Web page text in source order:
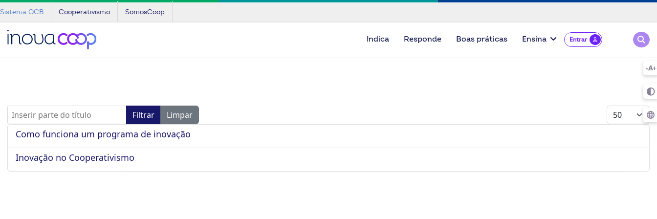
Sistema OCB Cooperativismo SomosCoop
Indica Responde Boas práticas Ensina Entrar
Inserir parte do título Filtrar Limpar Mostrar #
Como funciona um programa de inovação
Inovação no Cooperativismo